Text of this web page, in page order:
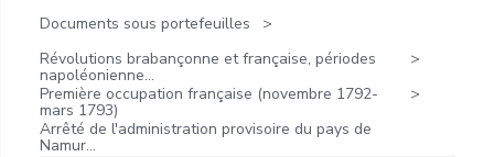
Documents sous portefeuilles
Révolutions brabançonne et française, périodes
napoléonienne...
Première occupation française (novembre 1792-
mars 1793)
Arrêté de l'administration provisoire du pays de
Namur...